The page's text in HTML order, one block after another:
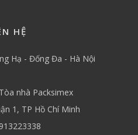
HỆ
Hạ - Đống Đa - Hà Nội
nhà Packsimex
1, TP Hồ Chí Minh